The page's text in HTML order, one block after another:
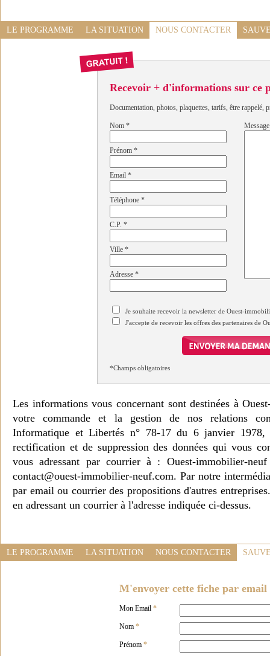
LE PROGRAMME LA SITUATION NOUS CONTACTER
Recevoir + d'informations sur ce
Documentation, photos, plaquettes, tarifs, être rappelé,
Nom *
Prénom *
Email *
Téléphone *
C.P. *
Ville *
Adresse *
Message
Je souhaite recevoir la newsletter de Ouest-
J'accepte de recevoir les offres des partenaires de
*Champs obligatoires
Les informations vous concernant sont destinées à
votre commande et la gestion de nos relations
Informatique et Libertés n° 78-17 du 6 janvier 1978,
rectification et de suppression des données qui vous
vous adressant par courrier à : Ouest-immobilier-
contact@ouest-immobilier-neuf.com. Par notre
par email ou courrier des propositions d'autres
en adressant un courrier à l'adresse indiquée ci-dessus.
LE PROGRAMME LA SITUATION NOUS CONTACTER
M'envoyer cette fiche par email
Mon Email *
Nom *
Prénom *